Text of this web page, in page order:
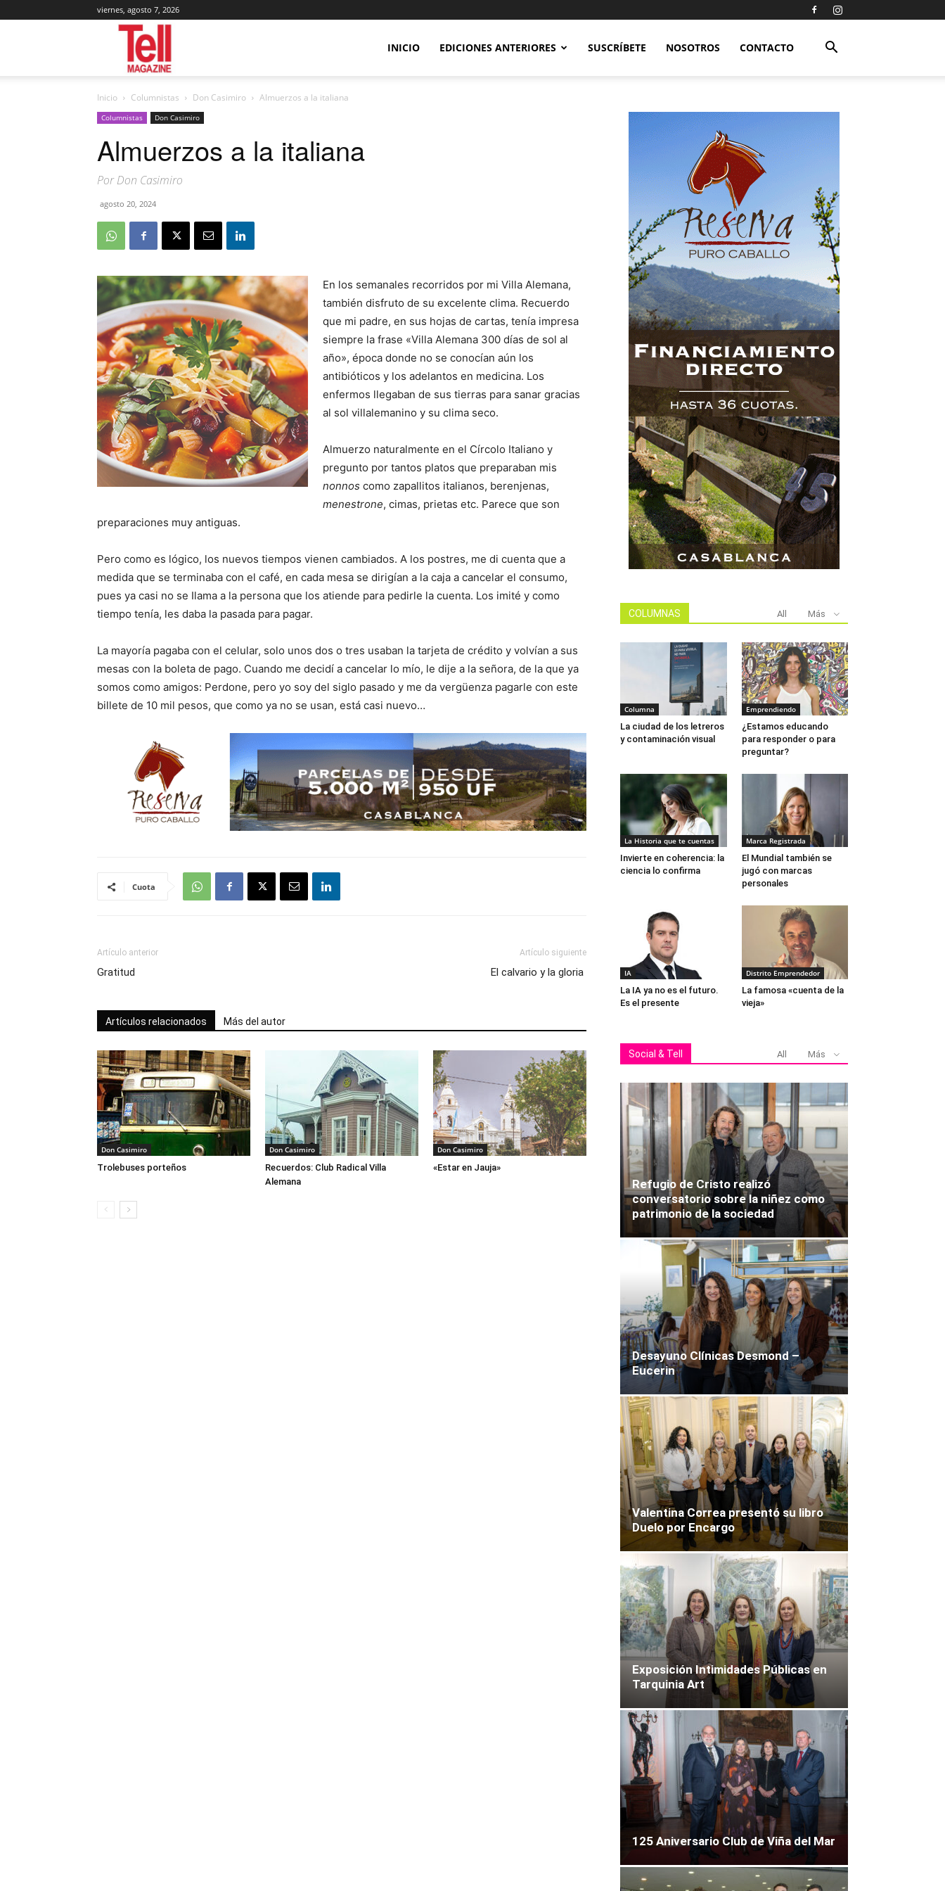
viernes, agosto 7, 2026
Magazine
INICIO EDICIONES ANTERIORES SUSCRÍBETE NOSOTROS CONTACTO
Inicio Columnistas Don Casimiro Almuerzos a la italiana
Columnistas Don Casimiro
Almuerzos a la italiana
Por Don Casimiro
agosto 20, 2024
En los semanales recorridos por mi Villa Alemana,
también disfruto de su excelente clima. Recuerdo
que mi padre, en sus hojas de cartas, tenía impresa
siempre la frase «Villa Alemana 300 días de sol al
año», época donde no se conocían aún los
antibióticos y los adelantos en medicina. Los
enfermos llegaban de sus tierras para sanar gracias
al sol villalemanino y su clima seco.
Almuerzo naturalmente en el Círcolo Italiano y
pregunto por tantos platos que preparaban mis
nonnos como zapallitos italianos, berenjenas,
menestrone, cimas, prietas etc. Parece que son
preparaciones muy antiguas.
Pero como es lógico, los nuevos tiempos vienen cambiados. A los postres, me di cuenta que a
medida que se terminaba con el café, en cada mesa se dirigían a la caja a cancelar el consumo,
pues ya casi no se Ilama a la persona que los atiende para pedirle la cuenta. Los imité y como
tiempo tenía, les daba la pasada para pagar.
La mayoría pagaba con el celular, solo unos dos o tres usaban la tarjeta de crédito y volvían a sus
mesas con la boleta de pago. Cuando me decidí a cancelar lo mío, le dije a la señora, de la que ya
somos como amigos: Perdone, pero yo soy del siglo pasado y me da vergüenza pagarle con este
billete de 10 mil pesos, que como ya no se usan, está casi nuevo…
Cuota
Artículo anterior
Gratitud
Artículo siguiente
El calvario y la gloria
Artículos relacionados Más del autor
Don Casimiro
Trolebuses porteños
Don Casimiro
Recuerdos: Club Radical Villa
Alemana
Don Casimiro
«Estar en Jauja»
COLUMNAS All Más
Columna
La ciudad de los letreros
y contaminación visual
Emprendiendo
¿Estamos educando
para responder o para
preguntar?
La Historia que te cuentas
Invierte en coherencia: la
ciencia lo confirma
Marca Registrada
El Mundial también se
jugó con marcas
personales
IA
La IA ya no es el futuro.
Es el presente
Distrito Emprendedor
La famosa «cuenta de la
vieja»
Social & Tell All Más
Refugio de Cristo realizó
conversatorio sobre la niñez como
patrimonio de la sociedad
Desayuno Clínicas Desmond –
Eucerin
Valentina Correa presentó su libro
Duelo por Encargo
Exposición Intimidades Públicas en
Tarquinia Art
125 Aniversario Club de Viña del Mar